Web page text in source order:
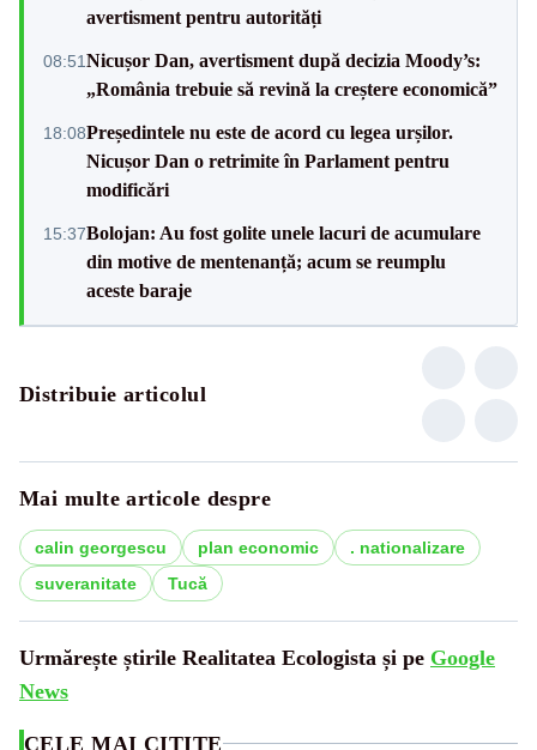
avertisment pentru autorități
08:51Nicușor Dan, avertisment după decizia Moody’s:
„România trebuie să revină la creștere economică”
18:08Președintele nu este de acord cu legea urșilor.
Nicușor Dan o retrimite în Parlament pentru
modificări
15:37Bolojan: Au fost golite unele lacuri de acumulare
din motive de mentenanță; acum se reumplu
aceste baraje
Distribuie articolul
Mai multe articole despre
calin georgescu plan economic
. nationalizare
suveranitate
Tucă
Urmărește știrile Realitatea Ecologista și pe Google
News
CELE MAI CITITE